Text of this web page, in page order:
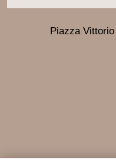
Piazza